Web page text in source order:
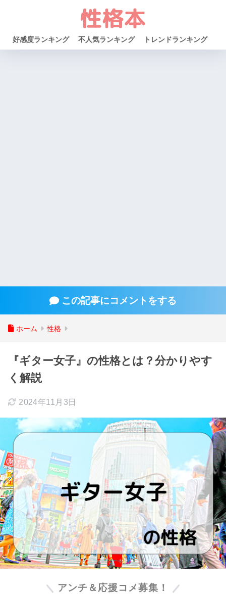
好感度ランキング 不人気ランキング トレンドランキング
この記事にコメントをする
ホーム 性格
『ギター女子』の性格とは？分かりやす
く解説
2024年11月3日
アンチ＆応援コメ募集！